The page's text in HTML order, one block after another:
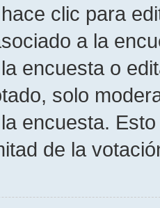
clic para
a la
encuesta o
solo
encuesta.
de la